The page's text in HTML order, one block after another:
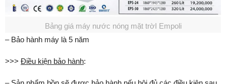
Bảng giá máy nước nóng mặt trờI Empoli
– Bảo hành máy là 5 năm
>>> Điều kiện bảo hành: